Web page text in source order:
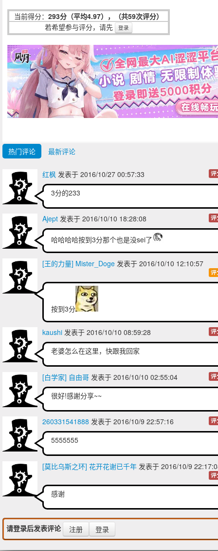
当前得分： 293分（平均4.97），（共59次评分）
若希望参与评分，请先
登录
热门评论 最新评论
红枫 发表于 2016/10/27 00:57:33 评
3分的233
Ajept 发表于 2016/10/10 18:28:08 评
哈哈哈哈按到3分那个也是没sei了
[王的力量] Mister_Doge 发表于 2016/10/10 12:10:57
评
按到3分
kaushi 发表于 2016/10/10 08:59:28 评
老婆怎么在这里，快跟我回家
[白学家] 自由哥 发表于 2016/10/10 02:55:04 评
很好!感謝分享~~
260331541888 发表于 2016/10/9 22:57:16 评
5555555
[莫比乌斯之环] 花开花谢已千年 发表于 2016/10/9
评
感谢
请登录后发表评论 注册 登录